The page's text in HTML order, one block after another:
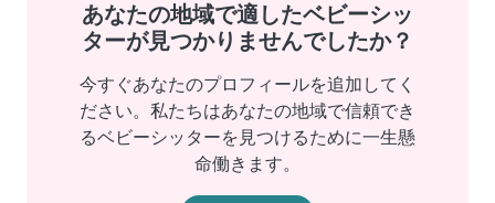
あなたの地域で適したベビーシッ
ターが見つかりませんでしたか？
今すぐあなたのプロフィールを追加してく
ださい。私たちはあなたの地域で信頼でき
るベビーシッターを見つけるために一生懸
命働きます。